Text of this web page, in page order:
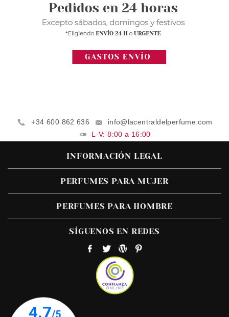
+34 600 862 636
info@lacentraldelperfume.com
L-V: 8:00 a 16:00
INFORMACIÓN LEGAL
PERFUMES PARA MUJER
PERFUMES PARA HOMBRE
SÍGUENOS EN REDES